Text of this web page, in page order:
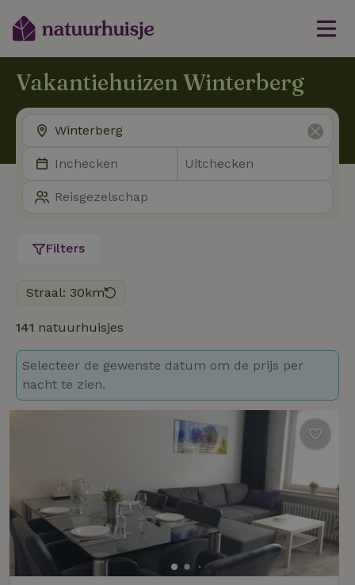
Vakantiehuizen Winterberg
Filters
Straal: 30km
141 natuurhuisjes
Selecteer de gewenste datum om de prijs per
nacht te zien.